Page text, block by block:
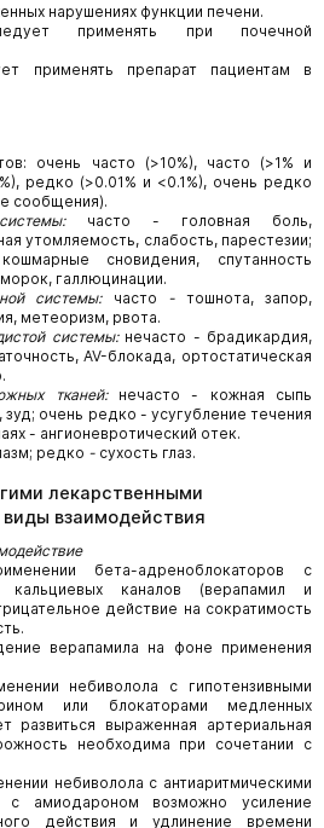
нарушениях функции печени.
применять при почечной
применять препарат пациентам в
очень часто (>10%), часто (>1% и
редко (>0.01% и <0.1%), очень редко
сообщения).
часто - головная боль,
утомляемость, слабость, парестезии;
сновидения, спутанность
галлюцинации.
системы: часто - тошнота, запор,
метеоризм, рвота.
системы:нечасто - брадикардия,
AV-блокада, ортостатическая
тканей: нечасто - кожная сыпь
зуд; очень редко - усугубление течения
- ангионевротический отек.
редко - сухость глаз.
лекарственными
взаимодействия
бета-адреноблокаторов с
кальциевых каналов (верапамил и
действие на сократимость
верапамила на фоне применения
небиволола с гипотензивными
или блокаторами медленных
развиться выраженная артериальная
необходима при сочетании с
небиволола с антиаритмическими
амиодароном возможно усиление
действия и удлинение времени